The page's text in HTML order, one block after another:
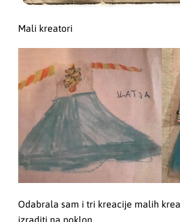
Mali kreatori
Odabrala sam i tri kreacije malih
izraditi na poklon.